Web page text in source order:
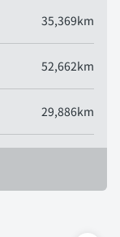
35,369km
52,662km
29,886km